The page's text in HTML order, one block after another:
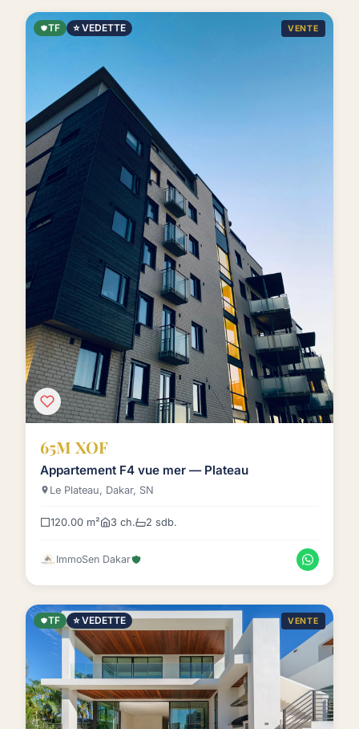
TF ⭐ VEDETTE VENTE
65M XOF
Appartement F4 vue mer — Plateau
Le Plateau, Dakar, SN
120.00 m² 3 ch. 2 sdb.
ImmoSen Dakar
TF ⭐ VEDETTE VENTE